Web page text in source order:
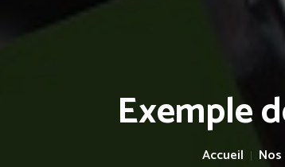
Exemple
Accueil